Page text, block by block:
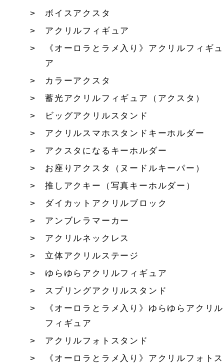
ボイスアクスタ
アクリルフィギュア
《オーロラとラメ入り》アクリルフィギュ
ア
カラーアクスタ
蓄光アクリルフィギュア（アクスタ）
ビッグアクリルスタンド
アクリルスマホスタンドキーホルダー
アクスタになるキーホルダー
お座りアクスタ（ヌードルキーパー）
推しアクキー（写真キーホルダー）
ダイカットアクリルブロック
アンブレラマーカー
アクリルネックレス
立体アクリルステージ
ゆらゆらアクリルフィギュア
スプリングアクリルスタンド
《オーロラとラメ入り》ゆらゆらアクリル
フィギュア
アクリルフォトスタンド
《オーロラとラメ入り》アクリルフォトス